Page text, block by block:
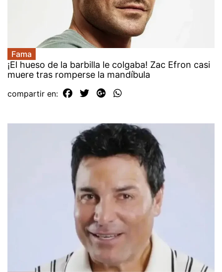
Fama
¡El hueso de la barbilla le colgaba! Zac Efron casi
muere tras romperse la mandíbula
compartir en: